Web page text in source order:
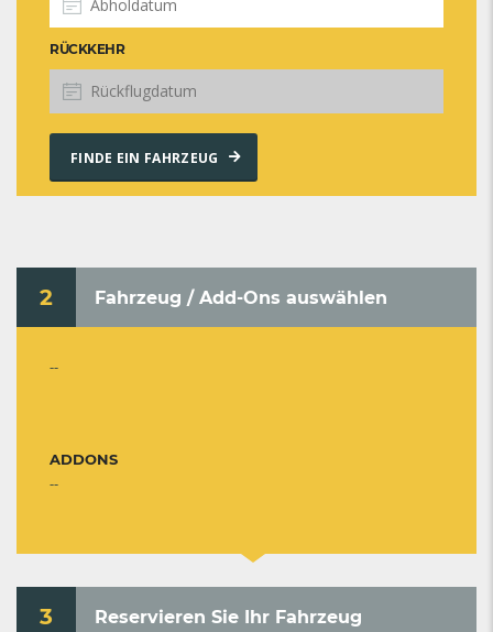
RÜCKKEHR
FINDE EIN FAHRZEUG
2 Fahrzeug / Add-Ons auswählen
--
ADDONS
--
3 Reservieren Sie Ihr Fahrzeug